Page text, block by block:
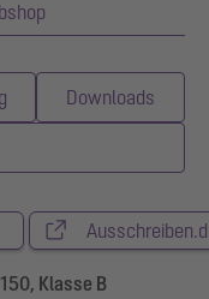
Downloads
Klasse B